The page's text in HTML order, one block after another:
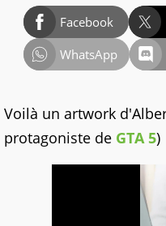
Facebook
WhatsApp
Voilà un artwork
protagoniste de GTA 5)